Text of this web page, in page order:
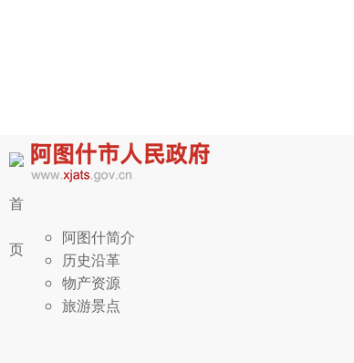
首
页
阿图什简介
历史沿革
物产资源
旅游景点